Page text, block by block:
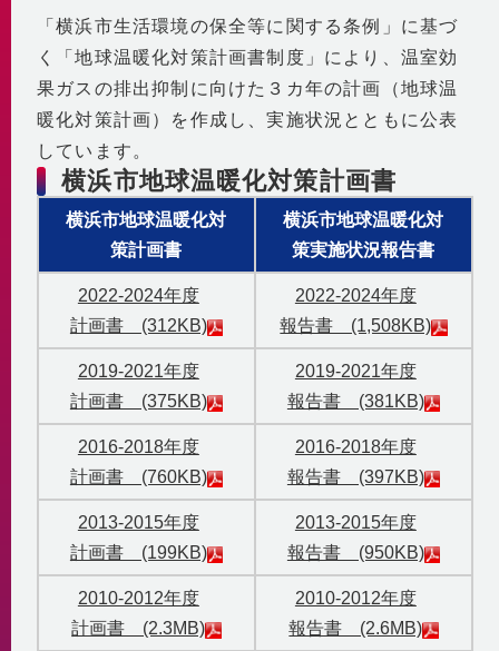
BCP
非常時を含めた安定供給
BCP基本計画
地域への参画
教育機関との連携
地域貢献活動
人材育成と多様な働き方
取得認証
街づくりへの貢献
経済性
環境性
みなとみらい21中央地区の地域冷暖房
供給エリア
供給設備
センタープラント
第2プラント
第3プラント
主要設備
地域導管
会社紹介動画
企業理念・行動指針
2030ビジョン
決算情報・熱販売状況
各種公開情報
建築物省エネ法
地球温暖化対策計画書
省エネ法 定期報告書・中長期計画書
熱供給事業者別排出係数
横浜市環境保全協定
パートナーシップ構築宣言
1分でわかるみなとみらい21熱供給
「横浜市生活環境の保全等に関する条例」に基づ
く「地球温暖化対策計画書制度」により、温室効
果ガスの排出抑制に向けた３カ年の計画（地球温
暖化対策計画）を作成し、実施状況とともに公表
しています。
横浜市地球温暖化対策計画書
横浜市地球温暖化対
策計画書
横浜市地球温暖化対
策実施状況報告書
2022-2024年度
計画書 (312KB)
2022-2024年度
報告書 (1,508KB)
2019-2021年度
計画書 (375KB)
2019-2021年度
報告書 (381KB)
2016-2018年度
計画書 (760KB)
2016-2018年度
報告書 (397KB)
2013-2015年度
計画書 (199KB)
2013-2015年度
報告書 (950KB)
2010-2012年度
計画書 (2.3MB)
2010-2012年度
報告書 (2.6MB)